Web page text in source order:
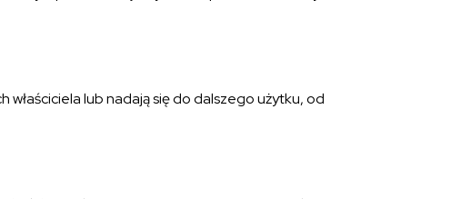
lub nadają się do dalszego użytku, od